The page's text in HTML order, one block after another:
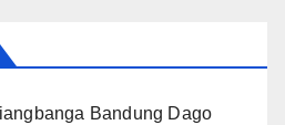
Bandung Dago